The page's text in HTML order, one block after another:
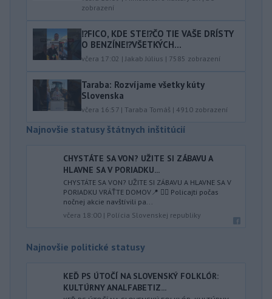
zobrazení
⁉️FICO, KDE STE⁉️ČO TIE VAŠE DRÍSTY
O BENZÍNE⁉️VŠETKÝCH...
včera 17:02 | Jakab Július | 7585 zobrazení
Taraba: Rozvíjame všetky kúty
Slovenska
včera 16:57 | Taraba Tomáš | 4910 zobrazení
Najnovšie statusy štátnych inštitúcií
CHYSTÁTE SA VON? UŽITE SI ZÁBAVU A
HLAVNE SA V PORIADKU...
CHYSTÁTE SA VON? UŽITE SI ZÁBAVU A HLAVNE SA V
PORIADKU VRÁŤTE DOMOV📍 👮‍♂️ Policajti počas
nočnej akcie navštívili pa...
včera 18:00 | Polícia Slovenskej republiky
Najnovšie politické statusy
KEĎ PS ÚTOČÍ NA SLOVENSKÝ FOLKLÓR:
KULTÚRNY ANALFABETIZ...